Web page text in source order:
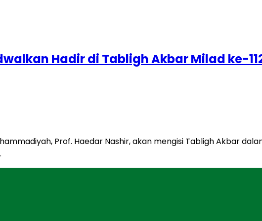
Hadir di Tabligh Akbar Milad ke-
Prof. Haedar Nashir, akan mengisi Tabligh Akbar